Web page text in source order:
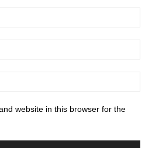
website in this browser for the